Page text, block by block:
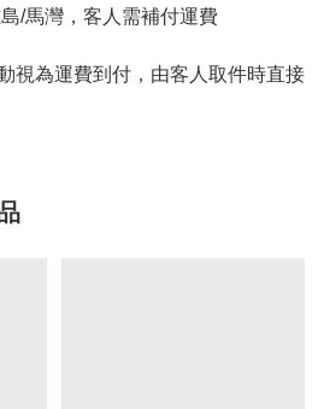
/馬灣，客人需補付運費
視為運費到付，由客人取件時直接